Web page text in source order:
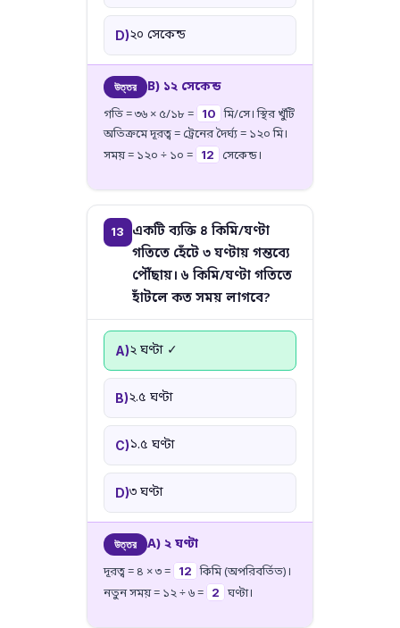
D)২০ সেকেন্ড
উত্তর B) ১২ সেকেন্ড
গতি = ৩৬ × ৫/১৮ = 10 মি/সে। স্থির খুঁটি
অতিক্রমে দূরত্ব = ট্রেনের দৈর্ঘ্য = ১২০ মি।
সময় = ১২০ ÷ ১০ =
12 সেকেন্ড।
13
একটি ব্যক্তি ৪ কিমি/ঘণ্টা
গতিতে হেঁটে ৩ ঘণ্টায় গন্তব্যে
পৌঁছায়। ৬ কিমি/ঘণ্টা গতিতে
হাঁটলে কত সময় লাগবে?
A)২ ঘণ্টা ✓
B)২.৫ ঘণ্টা
C)১.৫ ঘণ্টা
D)৩ ঘণ্টা
উত্তর A) ২ ঘণ্টা
দূরত্ব = ৪ × ৩ = 12 কিমি (অপরিবর্তিত)।
নতুন সময় = ১২ ÷ ৬ =
2 ঘণ্টা।